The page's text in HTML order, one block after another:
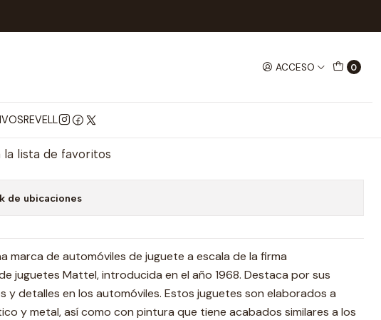
ACCESO 0
REVELL
Twin Flame 1/18
Comprar ahora
la lista de favoritos
de ubicaciones
marca de automóviles de juguete a escala de la firma
juguetes Mattel, introducida en el año 1968. Destaca por sus
y detalles en los automóviles. Estos juguetes son elaborados a
y metal, así como con pintura que tiene acabados similares a los